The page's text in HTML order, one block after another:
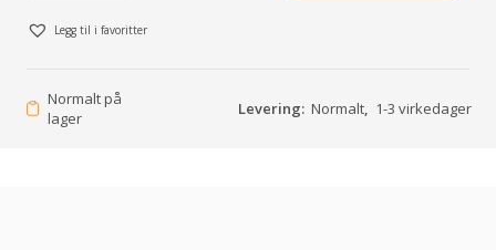
Legg til i favoritter
Normalt på
lager
Levering: Normalt, 1-3 virkedager